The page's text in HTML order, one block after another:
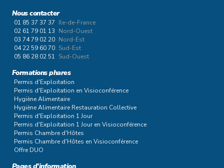
Nous contacter
01 85 37 37 37 Ile-de-France
02 61 79 01 13 Nord-Ouest
03 74 79 02 20 Nord-Est
04 22 59 60 70 Sud-Est
05 86 28 02 51 Sud-Ouest
Formations phares
Permis d'Exploitation
Permis d'Exploitation en Visioconférence
Hygiène Alimentaire
Hygiène Alimentaire Restauration Collective
Permis d'Exploitation 1 Jour
Permis d'Exploitation 1 Jour en Visioconférence
Permis Chambre d'Hôtes
Permis Chambre d'Hôtes en Visioconférence
Offre DUO